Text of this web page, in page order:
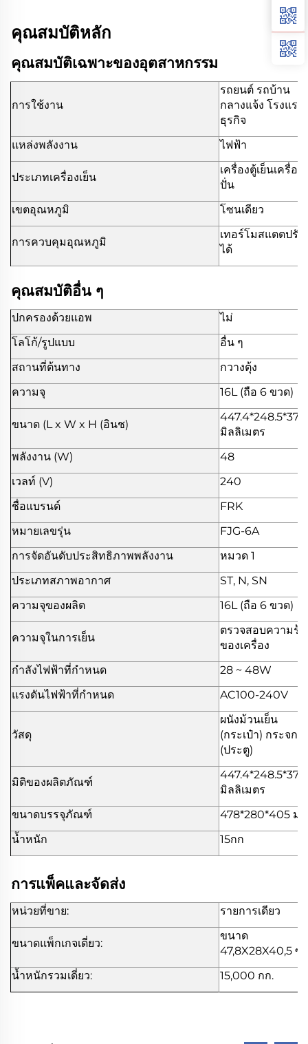
คุณสมบัติหลัก
คุณสมบัติเฉพาะของอุตสาหกรรม
การใช้งาน
รถยนต์ รถบ้าน
กลางแจ้ง โรงแรม
ธุรกิจ
แหล่งพลังงาน
ไฟฟ้า
ประเภทเครื่องเย็น
เครื่องตู้เย็นเครื่อง
ปั่น
เขตอุณหภูมิ
โซนเดียว
การควบคุมอุณหภูมิ
เทอร์โมสแตตปรับ
ได้
คุณสมบัติอื่น ๆ
ปกครองด้วยแอพ
ไม่
โลโก้/รูปแบบ
อื่น ๆ
สถานที่ต้นทาง
กวางตุ้ง
ความจุ
16L (ถือ 6 ขวด)
ขนาด (L x W x H (อินช)
มิลลิเมตร
พลังงาน (W)
48
เวลท์ (V)
240
ชื่อแบรนด์
FRK
หมายเลขรุ่น
FJG-6A
การจัดอันดับประสิทธิภาพพลังงาน
หมวด 1
ประเภทสภาพอากาศ
ST, N, SN
ความจุของผลิต
16L (ถือ 6 ขวด)
ความจุในการเย็น
ตรวจสอบความร้
ของเครื่อง
กำลังไฟฟ้าที่กำหนด
28 ~ 48W
แรงดันไฟฟ้าที่กำหนด
AC100-240V
วัสดุ
ผนังม้วนเย็น
(กระเป๋า) กระจก
(ประตู)
มิติของผลิตภัณฑ์
มิลลิเมตร
ขนาดบรรจุภัณฑ์
478*280*405 มม
น้ำหนัก
15กก
การแพ็คและจัดส่ง
หน่วยที่ขาย: รายการเดียว
ขนาดแพ็กเกจเดี่ยว:
ขนาด
47,8X28X40,5 ซ
น้ำหนักรวมเดี่ยว:
15,000 กก.